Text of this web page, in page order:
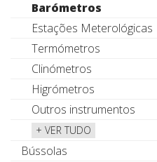
Barómetros
Estações Meterológicas
Termómetros
Clinómetros
Higrómetros
Outros instrumentos
+ VER TUDO
Bússolas